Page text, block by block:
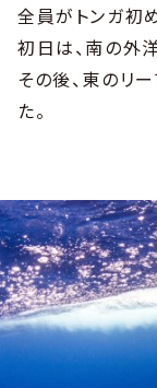
全員がトンガ初
初日は、南の外
その後、東のリ
た。